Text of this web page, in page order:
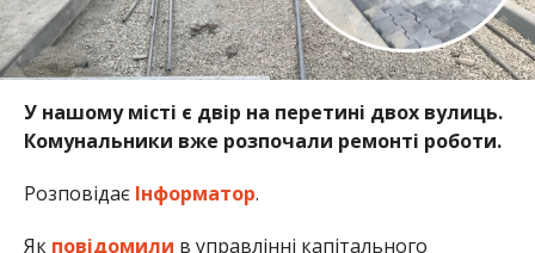
У нашому місті є двір на перетині двох вулиць.
Комунальники вже розпочали ремонті роботи.
Розповідає Інформатор.
Як повідомили в управлінні капітального